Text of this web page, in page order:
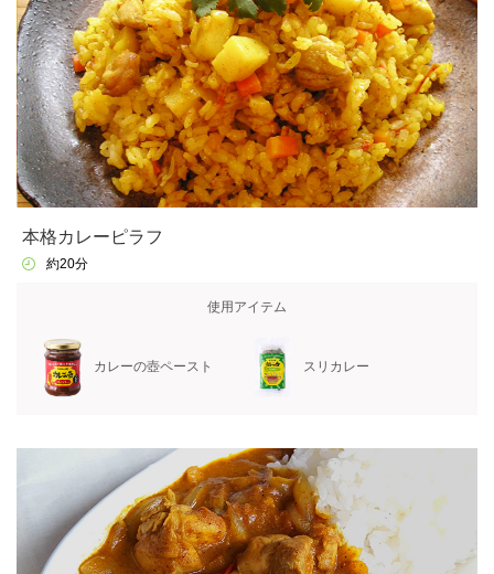
本格カレーピラフ
約20分
使用アイテム
カレーの壺ペースト スリカレー